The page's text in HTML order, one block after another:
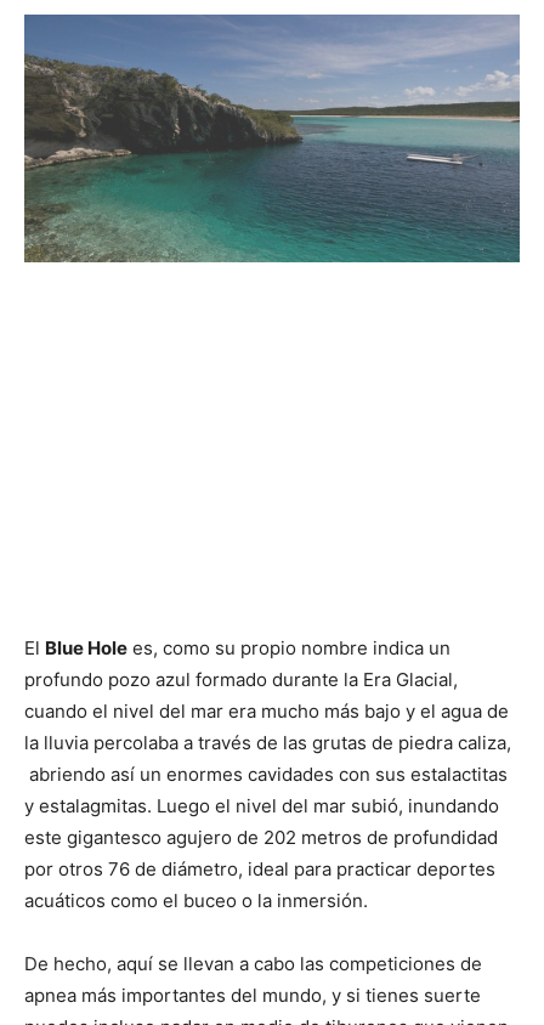
El Blue Hole es, como su propio nombre indica un
profundo pozo azul formado durante la Era Glacial,
cuando el nivel del mar era mucho más bajo y el agua de
la lluvia percolaba a través de las grutas de piedra caliza,
abriendo así un enormes cavidades con sus estalactitas
y estalagmitas. Luego el nivel del mar subió, inundando
este gigantesco agujero de 202 metros de profundidad
por otros 76 de diámetro, ideal para practicar deportes
acuáticos como el buceo o la inmersión.
De hecho, aquí se llevan a cabo las competiciones de
apnea más importantes del mundo, y si tienes suerte